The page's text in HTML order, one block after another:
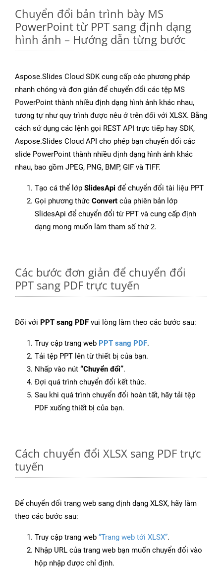
Chuyển đổi bản trình bày MS
PowerPoint từ PPT sang định dạng
hình ảnh – Hướng dẫn từng bước
Aspose.Slides Cloud SDK cung cấp các phương pháp
nhanh chóng và đơn giản để chuyển đổi các tệp MS
PowerPoint thành nhiều định dạng hình ảnh khác nhau,
tương tự như quy trình được nêu ở trên đối với XLSX. Bằng
cách sử dụng các lệnh gọi REST API trực tiếp hay SDK,
Aspose.Slides Cloud API cho phép bạn chuyển đổi các
slide PowerPoint thành nhiều định dạng hình ảnh khác
nhau, bao gồm JPEG, PNG, BMP, GIF và TIFF.
Tạo cá thể lớp SlidesApi để chuyển đổi tài liệu PPT
Gọi phương thức Convert của phiên bản lớp
SlidesApi để chuyển đổi từ PPT và cung cấp định
dạng mong muốn làm tham số thứ 2.
Các bước đơn giản để chuyển đổi
PPT sang PDF trực tuyến
Đối với PPT sang PDF vui lòng làm theo các bước sau:
Truy cập trang web PPT sang PDF.
Tải tệp PPT lên từ thiết bị của bạn.
Nhấp vào nút “Chuyển đổi”.
Đợi quá trình chuyển đổi kết thúc.
Sau khi quá trình chuyển đổi hoàn tất, hãy tải tệp
PDF xuống thiết bị của bạn.
Cách chuyển đổi XLSX sang PDF trực
tuyến
Để chuyển đổi trang web sang định dạng XLSX, hãy làm
theo các bước sau:
Truy cập trang web “Trang web tới XLSX”.
Nhập URL của trang web bạn muốn chuyển đổi vào
hộp nhập được chỉ định.